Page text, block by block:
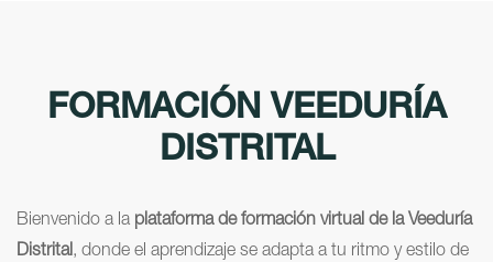
FORMACIÓN VEEDURÍA
DISTRITAL
Bienvenido a la plataforma de formación virtual de la Veeduría
Distrital, donde el aprendizaje se adapta a tu ritmo y estilo de